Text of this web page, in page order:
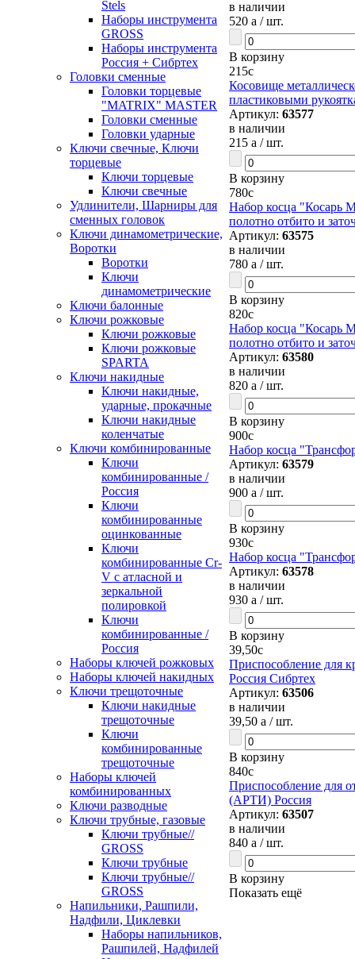
Stels
Наборы инструмента
GROSS
Наборы инструмента
Россия + Сибртех
Головки сменные
Головки торцевые
"MATRIX" MASTER
Головки сменные
Головки ударные
Ключи свечные, Ключи
торцевые
Ключи торцевые
Ключи свечные
Удлинители, Шарниры для
сменных головок
Ключи динамометрические,
Воротки
Воротки
Ключи
динамометрические
Ключи балонные
Ключи рожковые
Ключи рожковые
Ключи рожковые
SPARTA
Ключи накидные
Ключи накидные,
ударные, прокачные
Ключи накидные
коленчатые
Ключи комбинированные
Ключи
комбинированные /
Россия
Ключи
комбинированные
оцинкованные
Ключи
комбинированные Cr-
V с атласной и
зеркальной
полировкой
Ключи
комбинированные /
Россия
Наборы ключей рожковых
Наборы ключей накидных
Ключи трещоточные
Ключи накидные
трещоточные
Ключи
комбинированные
трещоточные
Наборы ключей
комбинированных
Ключи разводные
Ключи трубные, газовые
Ключи трубные//
GROSS
Ключи трубные
Ключи трубные//
GROSS
Напильники, Рашпили,
Надфили, Циклевки
Наборы напильников,
Рашпилей, Надфилей
в наличии
520 a / шт.
В корзину
215c
Косовище
пластиковыми
Артикул: 63577
в наличии
215 a / шт.
В корзину
780c
Набор косца "Косарь
полотно отбито и
Артикул: 63575
в наличии
780 a / шт.
В корзину
820c
Набор косца "Косарь
полотно отбито и
Артикул: 63580
в наличии
820 a / шт.
В корзину
900c
Набор косца
Артикул: 63579
в наличии
900 a / шт.
В корзину
930c
Набор косца
Артикул: 63578
в наличии
930 a / шт.
В корзину
39,50c
Приспособление для
Россия Сибртех
Артикул: 63506
в наличии
39,50 a / шт.
В корзину
840c
Приспособление для
(АРТИ) Россия
Артикул: 63507
в наличии
840 a / шт.
В корзину
Показать ещё